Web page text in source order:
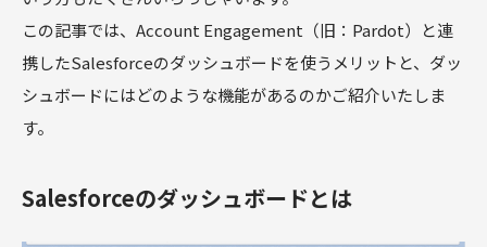
この記事では、Account Engagement（旧：Pardot）と連
携したSalesforceのダッシュボードを使うメリットと、ダッ
シュボードにはどのような機能があるのかご紹介いたしま
す。
Salesforceのダッシュボードとは